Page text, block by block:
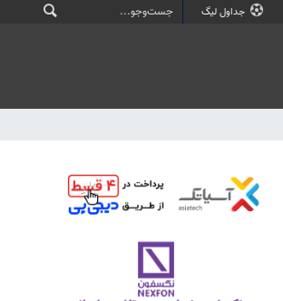
جداول لیگ